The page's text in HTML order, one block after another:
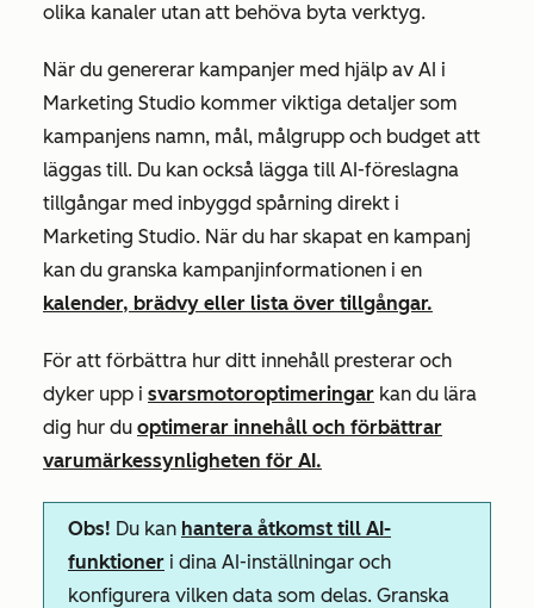
olika kanaler utan att behöva byta verktyg.
När du genererar kampanjer med hjälp av AI i
Marketing Studio kommer viktiga detaljer som
kampanjens namn, mål, målgrupp och budget att
läggas till. Du kan också lägga till AI-föreslagna
tillgångar med inbyggd spårning direkt i
Marketing Studio. När du har skapat en kampanj
kan du granska kampanjinformationen i en
kalender, brädvy eller lista över tillgångar.
För att förbättra hur ditt innehåll presterar och
dyker upp i svarsmotoroptimeringar kan du lära
dig hur du optimerar innehåll och förbättrar
varumärkessynligheten för AI.
Obs! Du kan hantera åtkomst till AI-
funktioner i dina AI-inställningar och
konfigurera vilken data som delas. Granska